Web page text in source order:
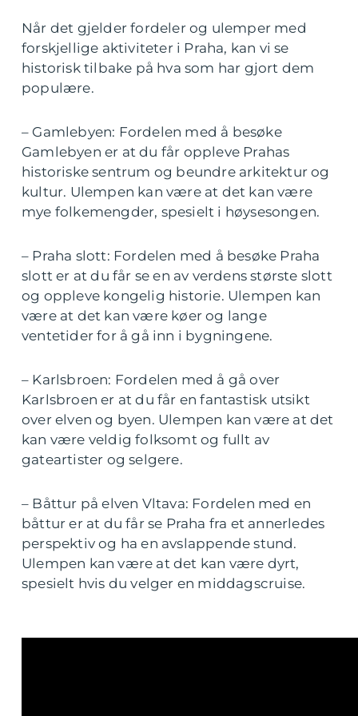
Når det gjelder fordeler og ulemper med
forskjellige aktiviteter i Praha, kan vi se
historisk tilbake på hva som har gjort dem
populære.
– Gamlebyen: Fordelen med å besøke
Gamlebyen er at du får oppleve Prahas
historiske sentrum og beundre arkitektur og
kultur. Ulempen kan være at det kan være
mye folkemengder, spesielt i høysesongen.
– Praha slott: Fordelen med å besøke Praha
slott er at du får se en av verdens største slott
og oppleve kongelig historie. Ulempen kan
være at det kan være køer og lange
ventetider for å gå inn i bygningene.
– Karlsbroen: Fordelen med å gå over
Karlsbroen er at du får en fantastisk utsikt
over elven og byen. Ulempen kan være at det
kan være veldig folksomt og fullt av
gateartister og selgere.
– Båttur på elven Vltava: Fordelen med en
båttur er at du får se Praha fra et annerledes
perspektiv og ha en avslappende stund.
Ulempen kan være at det kan være dyrt,
spesielt hvis du velger en middagscruise.